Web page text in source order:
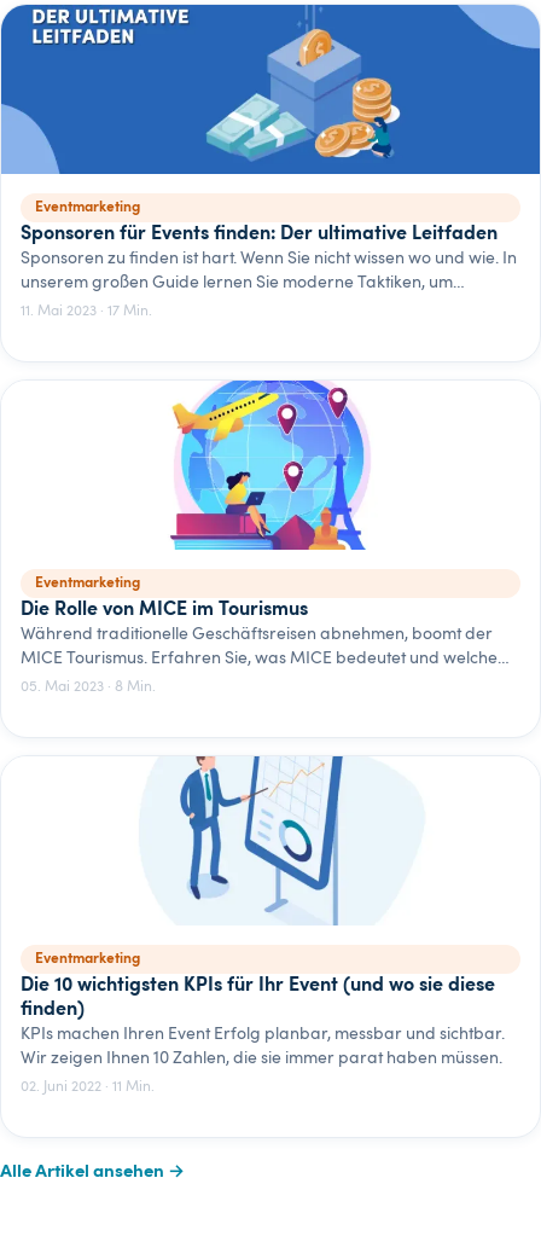
Eventmarketing
Sponsoren für Events finden: Der ultimative Leitfaden
Sponsoren zu finden ist hart. Wenn Sie nicht wissen wo und wie. In
unserem großen Guide lernen Sie moderne Taktiken, um
Sponsoren für Ihr Event zu gewinnen.
11. Mai 2023 · 17 Min.
Eventmarketing
Die Rolle von MICE im Tourismus
Während traditionelle Geschäftsreisen abnehmen, boomt der
MICE Tourismus. Erfahren Sie, was MICE bedeutet und welche
Faktoren einen Standort für Meeting- und Incentive-Reisen
05. Mai 2023 · 8 Min.
Eventmarketing
Die 10 wichtigsten KPIs für Ihr Event (und wo sie diese
finden)
KPIs machen Ihren Event Erfolg planbar, messbar und sichtbar.
Wir zeigen Ihnen 10 Zahlen, die sie immer parat haben müssen.
02. Juni 2022 · 11 Min.
Alle Artikel ansehen →